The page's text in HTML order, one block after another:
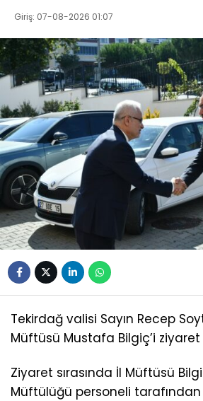
Giriş: 07-08-2026 01:07
Tekirdağ valisi Sayın Recep
Müftüsü Mustafa Bilgiç’i
Ziyaret sırasında İl Müftüsü
Müftülüğü personeli tarafından